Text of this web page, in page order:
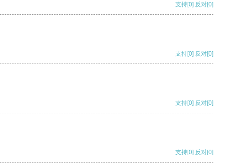
支持[0] 反对[0]
支持[0] 反对[0]
支持[0] 反对[0]
支持[0] 反对[0]